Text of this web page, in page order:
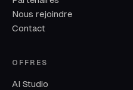
Nous rejoindre
Contact
OFFRES
AI Studio